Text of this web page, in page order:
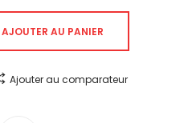
AJOUTER AU PANIER
Ajouter au comparateur